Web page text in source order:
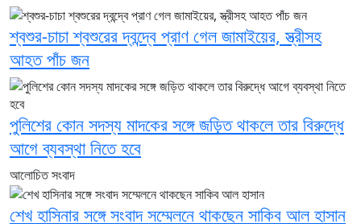
শ্বশুর-চাচা শ্বশুরের দ্বন্দ্বে প্রাণ গেল জামাইয়ের, স্ত্রীসহ
আহত পাঁচ জন
পুলিশের কোন সদস্য মাদকের সঙ্গে জড়িত থাকলে তার বিরুদ্ধে
আগে ব্যবস্থা নিতে হবে
আলোচিত সংবাদ
শেখ হাসিনার সঙ্গে সংবাদ সম্মেলনে থাকছেন সাকিব আল হাসান